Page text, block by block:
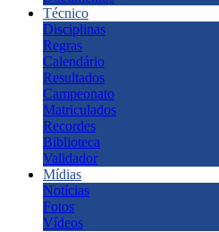
Técnico
Disciplinas
Regras
Calendário
Resultados
Campeonato
Matriculados
Recordes
Biblioteca
Validador
Mídias
Notícias
Fotos
Vídeos